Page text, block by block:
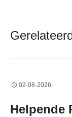
02-08-2026
Helpende